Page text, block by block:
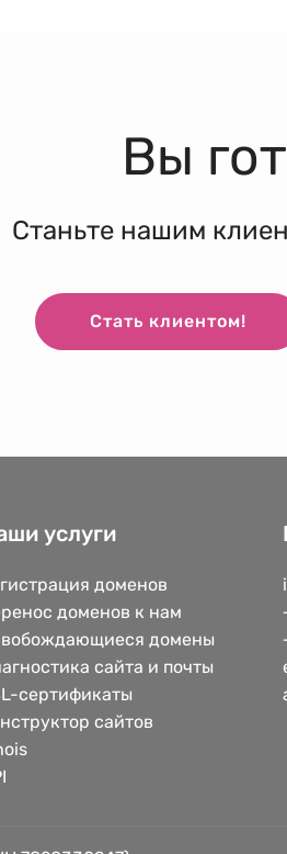
Вы
Станьте нашим
Стать клиентом!
услуги
доменов
доменов к нам
домены
сайта и почты
сертификаты
сайтов